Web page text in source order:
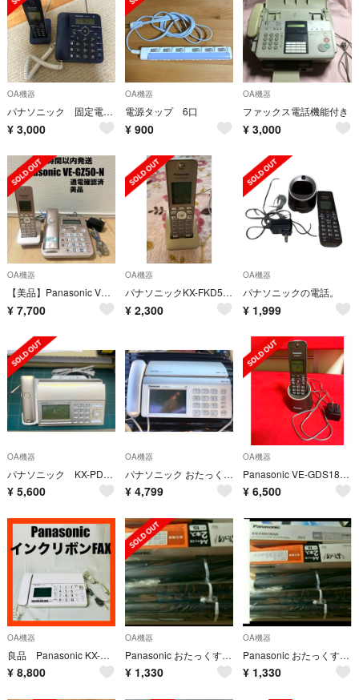
OA機器
パナソニック 固定電話機子機と取説付
¥ 3,000
OA機器
電源タップ 6口
¥ 900
OA機器
ファックス電話機能付き
¥ 3,000
OA機器
【美品】Panasonic VE-GZ50-N 子機付き 電話機
¥ 7,700
OA機器
パナソニックKX-FKD506-N電話子機
¥ 2,300
OA機器
パナソニックの電話。
¥ 1,999
OA機器
パナソニック KX-PD725-N
¥ 5,600
OA機器
パナソニック おたっくす FAX KX-PW820-S 親機のみ
¥ 4,799
OA機器
Panasonic VE-GDS18DL-T コードレス電話機
¥ 6,500
OA機器
良品 Panasonic KX-PD303DL-W 家庭用FAX インクリボン式
¥ 8,800
OA機器
Panasonic おたっくすパーソナルファクス用 インクフィルム同種3本
¥ 1,330
OA機器
Panasonic おたっくすパーソナルファクス用 インクフィルム同種3本
¥ 1,330